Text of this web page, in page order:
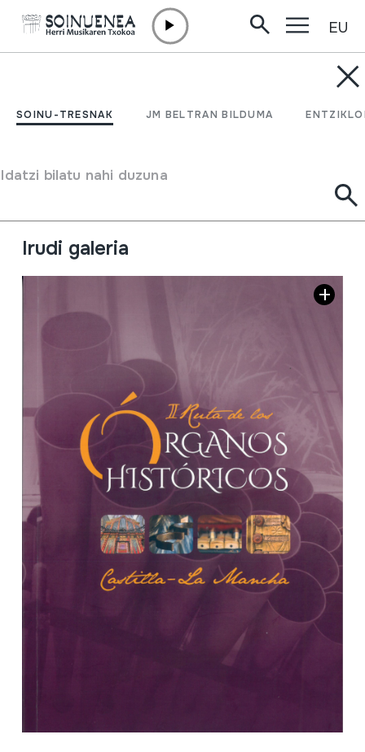
SOINU-TRESNAK JM BELTRAN BILDUMA
Idatzi bilatu nahi duzuna
EU
II Ruta de los órgano
Mancha
Irudi galeria